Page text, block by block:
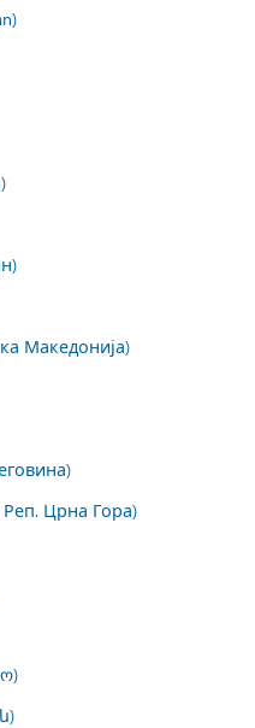
Македонија)
Реп. Црна Гора)